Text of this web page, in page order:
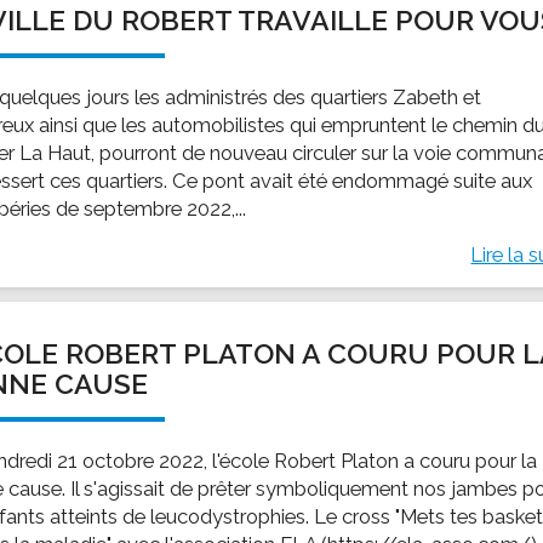
EMPLOI
Offres d'emploi
SOCIAL-SOLIDARITÉ
Le Centre Communal d'Action Social
Les aides sociales
Logement
Bornes de collecte de l'ACISE
locale
et le lycée
local des jeunes
scolaire
maternelles et primaire
famille
maternelles
LE SERVICE CULTUREL
Guide des
DU ROBERT TRAVAILLE POUR
jours les administrés des quartiers Zabeth et
ainsi que les automobilistes qui empruntent le chemin du
La Haut, pourront de nouveau circuler sur la voie
ces quartiers. Ce pont avait été endommagé suite aux
de septembre 2022,...
Lire la
ROBERT PLATON A COURU POUR
CAUSE
21 octobre 2022, l'école Robert Platon a couru pour la
cause. Il s'agissait de prêter symboliquement nos jambes
atteints de leucodystrophies. Le cross "Mets tes